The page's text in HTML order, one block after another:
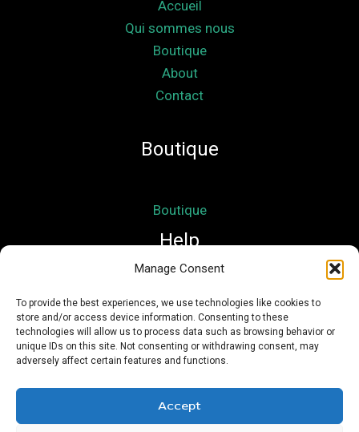
Manage Consent
To provide the best experiences, we use technologies like cookies to
store and/or access device information. Consenting to these
technologies will allow us to process data such as browsing behavior or
unique IDs on this site. Not consenting or withdrawing consent, may
adversely affect certain features and functions.
Accept
Accueil
Qui sommes nous
Boutique
About
Contact
Boutique
Boutique
Help
Mon compte
Mentions légales
Conditions Générales de Vente